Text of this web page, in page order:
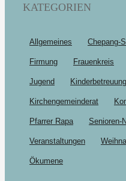
KATEGORIEN
Allgemeines Chepang-
Firmung Frauenkreis
Jugend Kinderbetreuung
Kirchengemeinderat
Pfarrer Rapa Senioren-
Veranstaltungen
Ökumene